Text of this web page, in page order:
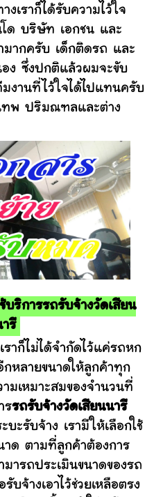
เราก็ได้รับความไว้ใจ
ด บริษัท เอกชน และ
มากครับ เด็กติดรถ และ
ง ซึ่งปกติแล้วผมจะขับ
มงานที่ไว้ใจได้ไปแทนครับ
ทพ ปริมณฑลและต่าง
บริการรถรับจ้างวัดเสียน
รี
ม่ได้จำกัดไว้แค่รถหก
กหลายขนาดให้ลูกค้าทุก
มเหมาะสมของจำนวนที่
รรถรับจ้างวัดเสียนนารี
ะรับจ้าง เรามีให้เลือกใช้
าด ตามที่ลูกค้าต้องการ
ารถประเมินขนาดของรถ
บจ้างเอาไว้ช่วยเหลือตรง